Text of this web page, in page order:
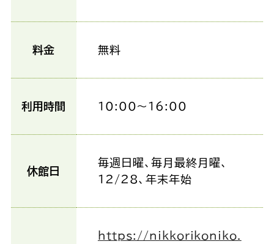
料金 無料
利用時間 10:00～16:00
休館日
毎週日曜、毎月最終月曜、
12/28、年末年始
https://nikkorikoniko.